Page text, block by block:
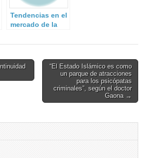
Tendencias en el
mercado de la
“El Estado Islámico es como
un parque de atracciones
para los psicópatas
criminales”, según el doctor
Gaona →